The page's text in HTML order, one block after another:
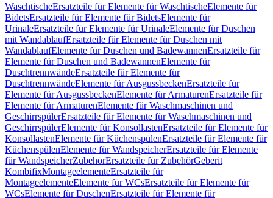
WaschtischeErsatzteile für Elemente für WaschtischeElemente für
BidetsErsatzteile für Elemente für BidetsElemente für
UrinaleErsatzteile für Elemente für UrinaleElemente für Duschen
mit WandablaufErsatzteile für Elemente für Duschen mit
WandablaufElemente für Duschen und BadewannenErsatzteile für
Elemente für Duschen und BadewannenElemente für
DuschtrennwändeErsatzteile für Elemente für
DuschtrennwändeElemente für AusgussbeckenErsatzteile für
Elemente für AusgussbeckenElemente für ArmaturenErsatzteile für
Elemente für ArmaturenElemente für Waschmaschinen und
GeschirrspülerErsatzteile für Elemente für Waschmaschinen und
GeschirrspülerElemente für KonsollastenErsatzteile für Elemente für
KonsollastenElemente für KüchenspülenErsatzteile für Elemente für
KüchenspülenElemente für WandspeicherErsatzteile für Elemente
für WandspeicherZubehörErsatzteile für ZubehörGeberit
KombifixMontageelementeErsatzteile für
MontageelementeElemente für WCsErsatzteile für Elemente für
WCsElemente für DuschenErsatzteile für Elemente für